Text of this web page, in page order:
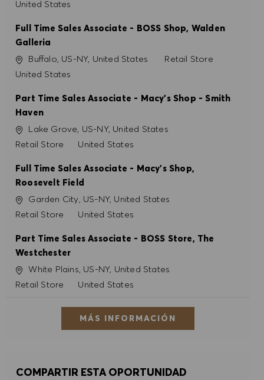
United States
Full Time Sales Associate - BOSS Shop, Walden
Galleria
Ubicación
Buffalo, US-NY, United States Categoría
Retail Store
United States
Part Time Sales Associate - Macy's Shop - Smith
Haven
Ubicación
Lake Grove, US-NY, United States
Categoría
Retail Store United States
Full Time Sales Associate - Macy's Shop,
Roosevelt Field
Ubicación
Garden City, US-NY, United States
Categoría
Retail Store United States
Part Time Sales Associate - BOSS Store, The
Westchester
Ubicación
White Plains, US-NY, United States
Categoría
Retail Store United States
MÁS INFORMACIÓN
COMPARTIR ESTA OPORTUNIDAD